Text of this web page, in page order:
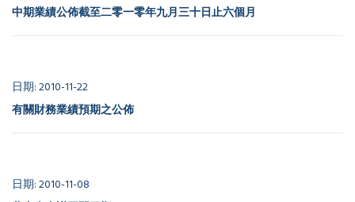
中期業績公佈截至二零一零年九月三十日止六個月
日期: 2010-11-22
有關財務業績預期之公佈
日期: 2010-11-08